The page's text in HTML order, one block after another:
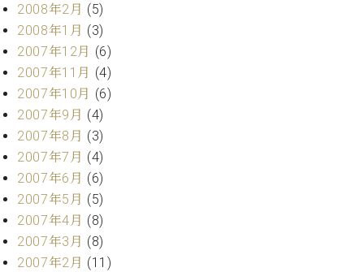
2008年2月 (5)
2008年1月 (3)
2007年12月 (6)
2007年11月 (4)
2007年10月 (6)
2007年9月 (4)
2007年8月 (3)
2007年7月 (4)
2007年6月 (6)
2007年5月 (5)
2007年4月 (8)
2007年3月 (8)
2007年2月 (11)